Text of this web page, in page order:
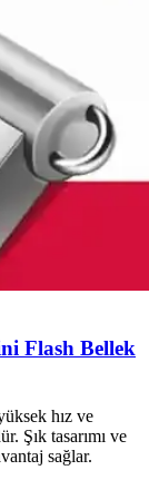
Flash Bellek
hız ve
Şık tasarımı ve
sağlar.